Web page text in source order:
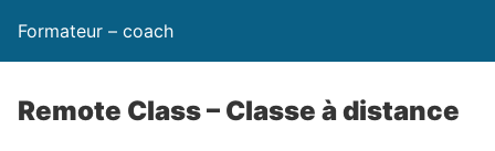
Formateur – coach
Remote Class – Classe à distance